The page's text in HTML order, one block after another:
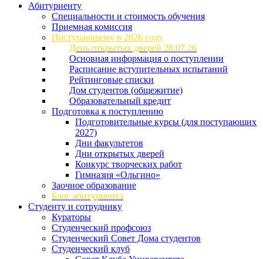
Абитуриенту
Специальности и стоимость обучения
Приемная комиссия
Поступающему в 2026 году
День открытых дверей 28.07.26
Основная информация о поступлении
Расписание вступительных испытаний
Рейтинговые списки
Дом студентов (общежитие)
Образовательный кредит
Подготовка к поступлению
Подготовительные курсы (для поступающих
2027)
Дни факультетов
Дни открытых дверей
Конкурс творческих работ
Гимназия «Ольгино»
Заочное образование
Блог абитуриента
Студенту и сотруднику
Кураторы
Студенческий профсоюз
Студенческий Совет Дома студентов
Студенческий клуб